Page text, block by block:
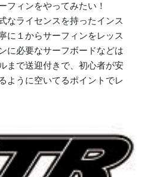
フィンをやってみたい！
なライセンスを持ったインス
に１からサーフィンをレッス
に必要なサーフボードなどは
まで送迎付きで、初心者が安
ように空いてるポイントでレ